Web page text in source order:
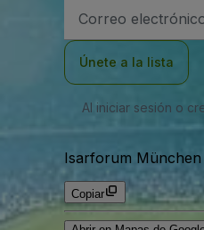
de
Únete a la lista
Al iniciar sesión o
Isarforum München
Copiar